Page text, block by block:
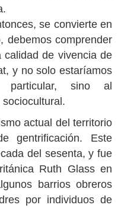
se convierte en
debemos comprender
de vivencia de
y no solo estaríamos
sino al
actual del territorio
gentrificación. Este
del sesenta, y fue
Ruth Glass en
barrios obreros
por individuos de